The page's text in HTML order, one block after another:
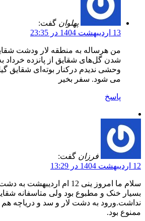
پهلوان گفت:
13 اردیبهشت 1404 در 23:35
من هرساله به منطقه لار ودشت
شدن گل‌های شقایق از پانزده خرداد
وحشی ندیدم درکنار بوته‌ای شقایق
می شود. سفر بخیر
پاسخ
فرزان گفت:
12 اردیبهشت 1404 در 13:29
سلام ما امروز ینی 12 ام
بسیار خنک و مطبوع بود ولی متاسفانه
ممنوع بود.